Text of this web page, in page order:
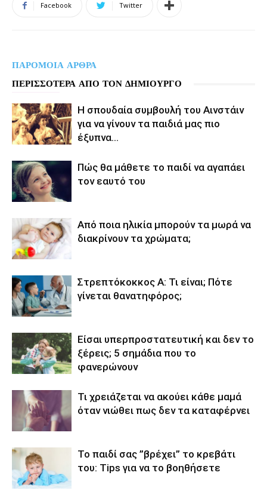
Facebook Twitter
ΠΑΡΟΜΟΙΑ ΑΡΘΡΑ
ΠΕΡΙΣΣΟΤΕΡΑ ΑΠΟ ΤΟΝ ΔΗΜΙΟΥΡΓΟ
Η σπουδαία συμβουλή του Αινστάιν
για να γίνουν τα παιδιά μας πιο
έξυπνα…
Πώς θα μάθετε το παιδί να αγαπάει
τον εαυτό του
Από ποια ηλικία μπορούν τα μωρά να
διακρίνουν τα χρώματα;
Στρεπτόκοκκος Α: Τι είναι; Πότε
γίνεται θανατηφόρος;
Είσαι υπερπροστατευτική και δεν το
ξέρεις; 5 σημάδια που το
φανερώνουν
Τι χρειάζεται να ακούει κάθε μαμά
όταν νιώθει πως δεν τα καταφέρνει
Το παιδί σας ”βρέχει’’ το κρεβάτι
του: Tips για να το βοηθήσετε